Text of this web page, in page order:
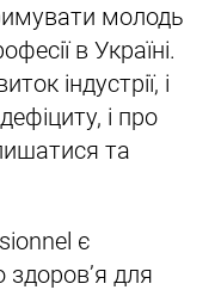
молодь
в Україні.
індустрії, і
і про
та
є
для